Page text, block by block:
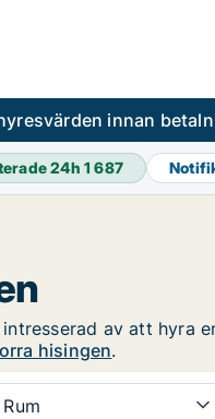
innan
24h1 687
av att
hisingen.
Rum